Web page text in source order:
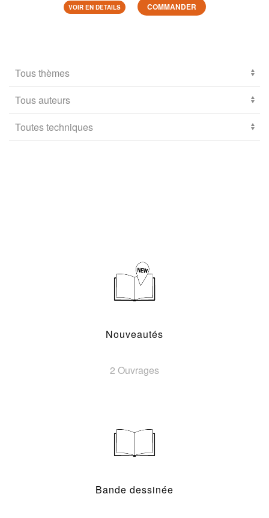
VOIR EN DETAILS COMMANDER
Nouveautés
2 Ouvrages
Bande dessinée